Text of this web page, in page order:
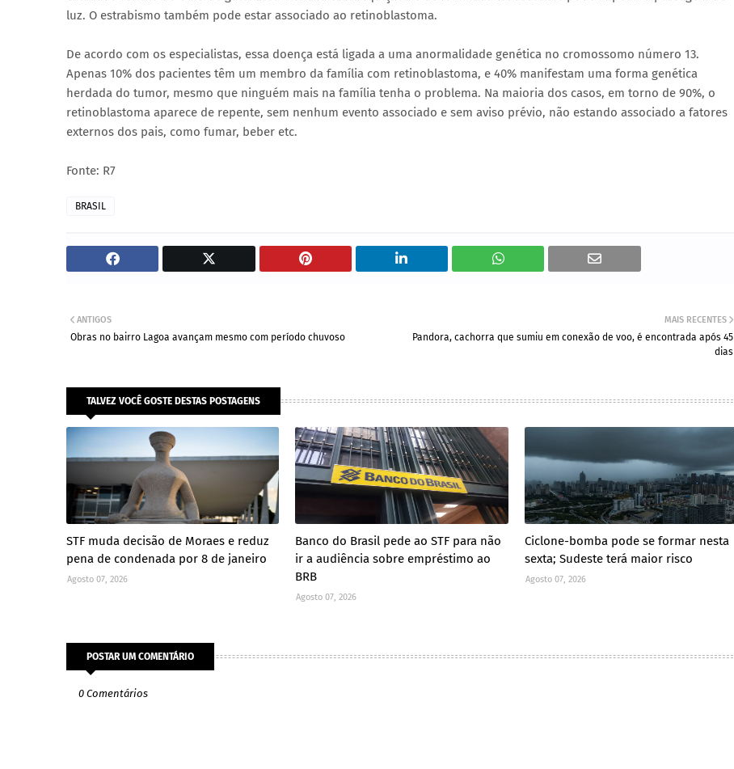
luz. O estrabismo também pode estar associado ao retinoblastoma.
De acordo com os especialistas, essa doença está ligada a uma anormalidade genética no cromossomo número 13.
Apenas 10% dos pacientes têm um membro da família com retinoblastoma, e 40% manifestam uma forma genética
herdada do tumor, mesmo que ninguém mais na família tenha o problema. Na maioria dos casos, em torno de 90%, o
retinoblastoma aparece de repente, sem nenhum evento associado e sem aviso prévio, não estando associado a fatores
externos dos pais, como fumar, beber etc.
Fonte: R7
BRASIL
MAIS RECENTES
Pandora, cachorra que sumiu em conexão de voo, é encontrada após 45
dias
ANTIGOS
Obras no bairro Lagoa avançam mesmo com período chuvoso
TALVEZ VOCÊ GOSTE DESTAS POSTAGENS
STF muda decisão de Moraes e reduz
pena de condenada por 8 de janeiro
Agosto 07, 2026
Banco do Brasil pede ao STF para não
ir a audiência sobre empréstimo ao
BRB
Agosto 07, 2026
Ciclone-bomba pode se formar nesta
sexta; Sudeste terá maior risco
Agosto 07, 2026
POSTAR UM COMENTÁRIO
0 Comentários